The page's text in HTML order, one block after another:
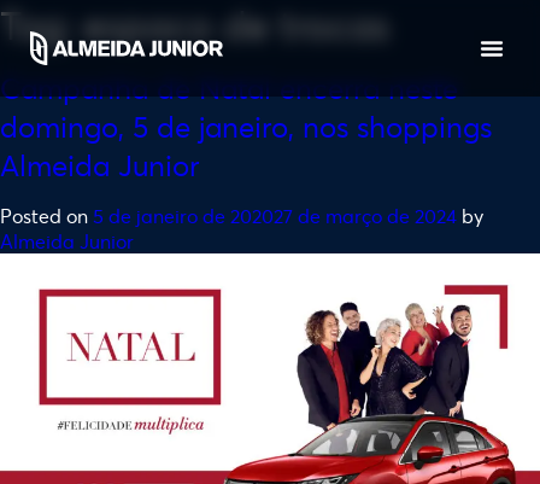
Tag: espaco de trocas
Campanha de Natal encerra neste
domingo, 5 de janeiro, nos shoppings
Almeida Junior
Posted on5 de janeiro de 202027 de março de 2024 by
Almeida Junior